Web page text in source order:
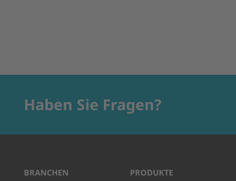
Haben Sie Fragen?
BRANCHEN
PRODUKTE